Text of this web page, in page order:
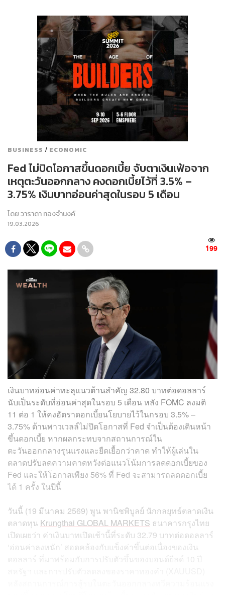
BUSINESS / ECONOMIC
Fed ไม่ปิดโอกาสขึ้นดอกเบี้ย จับตาเงินเฟ้อจาก
เหตุตะวันออกกลาง คงดอกเบี้ยไว้ที่ 3.5% –
3.75% เงินบาทอ่อนค่าสุดในรอบ 5 เดือน
โดยวาราดา ทองจำนงค์
19.03.2026
199
เงินบาทอ่อนค่าทะลุแนวต้านสำคัญ 32.80 บาทต่อดอลลาร์
นับเป็นระดับที่อ่อนค่าสุดในรอบ 5 เดือน หลัง FOMC ลงมติ
11 ต่อ 1 ให้คงอัตราดอกเบี้ยนโยบายไว้ในกรอบ 3.5% –
3.75% ด้านพาวเวลล์ไม่ปิดโอกาสที่ Fed จำเป็นต้องเดินหน้า
ขึ้นดอกเบี้ย หากผลกระทบจากสถานการณ์ใน
ตะวันออกกลางรุนแรงและยืดเยื้อกว่าคาด ทำให้ผู้เล่นใน
ตลาดปรับลดความคาดหวังต่อแนวโน้มการลดดอกเบี้ยของ
Fed และให้โอกาสเพียง 56% ที่ Fed จะสามารถลดดอกเบี้ย
ได้ 1 ครั้ง ในปีนี้
วันนี้ (19 มีนาคม 2569) พูน พานิชพิบูลย์ นักกลยุทธ์ตลาดเงิน
ตลาดทุน Krungthai GLOBAL MARKETS ธนาคารกรุงไทย
เปิดเผยว่า ค่าเงินบาทเปิดเช้านี้ที่ระดับ 32.79 บาทต่อดอลลาร์
‘อ่อนค่าลงหนัก’ สอดคล้องกับแข็งค่าขึ้นต่อเนื่องของเงิน
ดอลลาร์ ที่มาพร้อมกับการปรับตัวขึ้นของบอนด์ยีลด์ 10 ปี